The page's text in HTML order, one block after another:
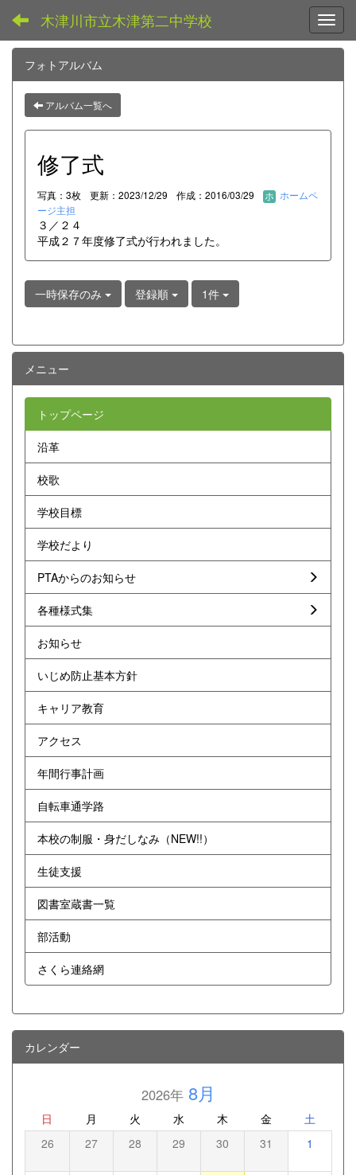
木津川市立木津第二中学校
フォトアルバム
アルバム一覧へ
修了式
写真：3枚 更新：2023/12/29 作成：2016/03/29
ホームペ
ージ主担
３／２４
平成２７年度修了式が行われました。
一時保存のみ 登録順 1件
メニュー
トップページ
沿革
校歌
学校目標
学校だより
PTAからのお知らせ
各種様式集
お知らせ
いじめ防止基本方針
キャリア教育
アクセス
年間行事計画
自転車通学路
本校の制服・身だしなみ（NEW!!）
生徒支援
図書室蔵書一覧
部活動
さくら連絡網
カレンダー
2026年8月
日 月 火 水 木 金 土
26 27 28 29 30 31 1